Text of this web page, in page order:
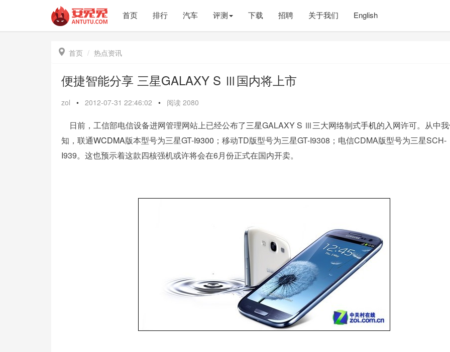
首页 排行 汽车 评测 下载 招聘 关于我们 English
 首页 热点资讯
便捷智能分享 三星GALAXY S Ⅲ国内将上市
zol • 2012-07-31 22:46:02 • 阅读 2080
日前，工信部电信设备进网管理网站上已经公布了三星GALAXY S Ⅲ三大网络制式手机的入网许可。从中
知，联通WCDMA版本型号为三星GT-I9300 ；移动TD版型号为三星GT-I9308；电信CDMA版型号为三星SCH-
I939。这也预示着这款四核强机或许将会在6月份正式在国内开卖。